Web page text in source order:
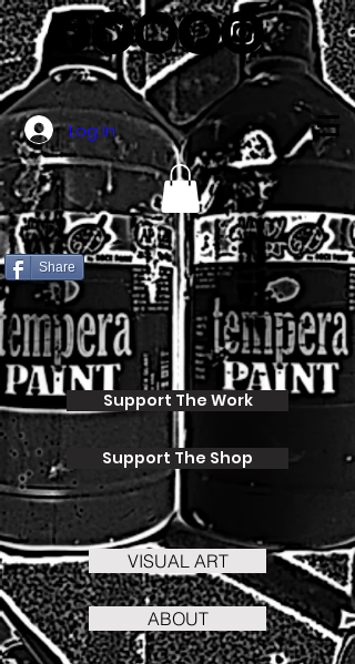
Log In
Share
Support The Work
Support The Shop
VISUAL ART
ABOUT